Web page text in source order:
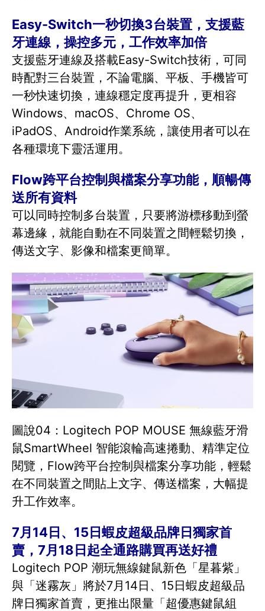
Easy-Switch一秒切換3台裝置，支援藍
牙連線，操控多元，工作效率加倍
支援藍牙連線及搭載Easy-Switch技術，可同
時配對三台裝置，不論電腦、平板、手機皆可
一秒快速切換，連線穩定度再提升，更相容
Windows、macOS、Chrome OS、
iPadOS、Android作業系統，讓使用者可以在
各種環境下靈活運用。
Flow跨平台控制與檔案分享功能，順暢傳
送所有資料
可以同時控制多台裝置，只要將游標移動到螢
幕邊緣，就能自動在不同裝置之間輕鬆切換，
傳送文字、影像和檔案更簡單。
圖說04：Logitech POP MOUSE 無線藍牙滑
鼠SmartWheel 智能滾輪高速捲動、精準定位
閱覽，Flow跨平台控制與檔案分享功能，輕鬆
在不同裝置之間貼上文字、傳送檔案，大幅提
升工作效率。
7月14日、15日蝦皮超級品牌日獨家首
賣，7月18日起全通路購買再送好禮
Logitech POP 潮玩無線鍵鼠新色「星暮紫」
與「迷霧灰」將於7月14日、15日蝦皮超級品
牌日獨家首賣，更推出限量「超優惠鍵鼠組